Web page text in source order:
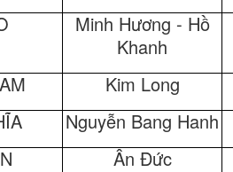
Minh Hương - Hồ
Khanh
Kim Long
Nguyễn Bang Hanh
Ân Đức